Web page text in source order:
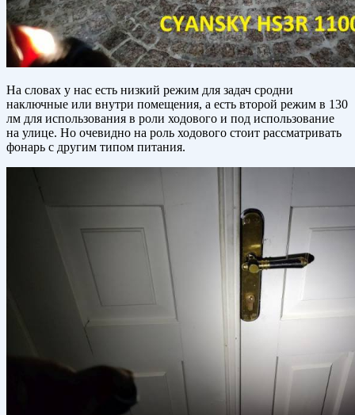
На словах у нас есть низкий режим для задач сродни
наключные или внутри помещения, а есть второй режим в 130
лм для использования в роли ходового и под использование
на улице. Но очевидно на роль ходового стоит рассматривать
фонарь с другим типом питания.